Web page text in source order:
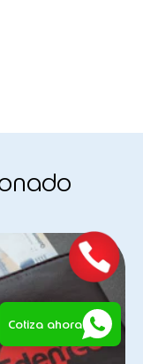
Cotiza ahora